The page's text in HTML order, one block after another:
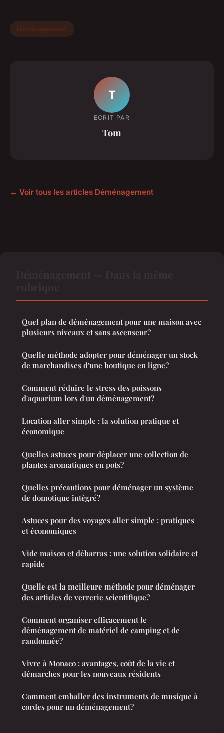
Déménagement
T
ECRIT PAR
Tom
← Voir tous les articles Déménagement
Quel plan de déménagement pour une maison avec
plusieurs niveaux et sans ascenseur?
Quelle méthode adopter pour déménager un stock
de marchandises d'une boutique en ligne?
Comment réduire le stress des poissons
d'aquarium lors d'un déménagement?
Location aller simple : la solution pratique et
économique
Quelles astuces pour déplacer une collection de
plantes aromatiques en pots?
Quelles précautions pour déménager un système
de domotique intégré?
Astuces pour des voyages aller simple : pratiques
et économiques
Vide maison et débarras : une solution solidaire et
rapide
Quelle est la meilleure méthode pour déménager
des articles de verrerie scientifique?
Comment organiser efficacement le
déménagement de matériel de camping et de
randonnée?
Vivre à Monaco : avantages, coût de la vie et
démarches pour les nouveaux résidents
Comment emballer des instruments de musique à
cordes pour un déménagement?